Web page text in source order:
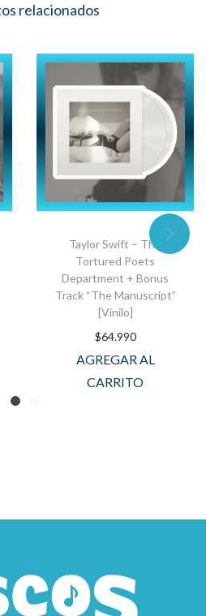
relacionados
Taylor Swift – The
Tortured Poets
Department + Bonus
Track “The Manuscript”
[Vinilo]
$64.990
AGREGAR AL
CARRITO